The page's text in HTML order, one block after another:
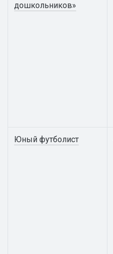
дошкольников»
Юный футболист